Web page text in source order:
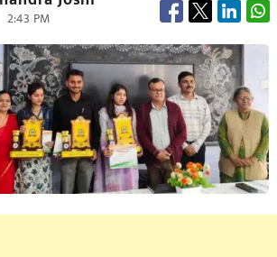
2:43 PM